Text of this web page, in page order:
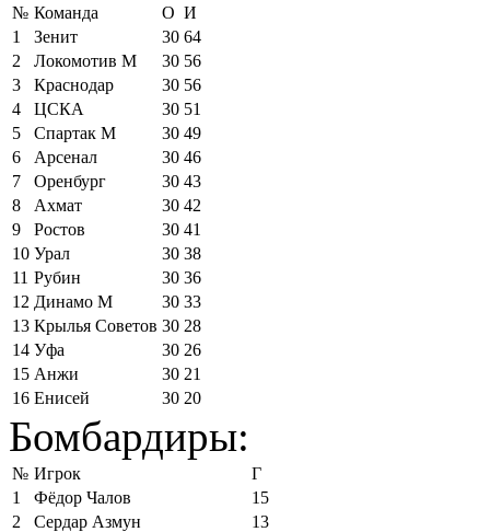
№ Команда О И
1
Зенит 30 64
2
Локомотив М 30 56
3
Краснодар 30 56
4
ЦСКА 30 51
5
Спартак М 30 49
6
Арсенал 30 46
7
Оренбург 30 43
8
Ахмат 30 42
9
Ростов 30 41
10 Урал 30 38
11 Рубин 30 36
12 Динамо М 30 33
13 Крылья Советов 30 28
14 Уфа 30 26
15 Анжи 30 21
16 Енисей 30 20
Бомбардиры:
№ Игрок
Г
1
Фёдор Чалов
15
2
Сердар Азмун
13